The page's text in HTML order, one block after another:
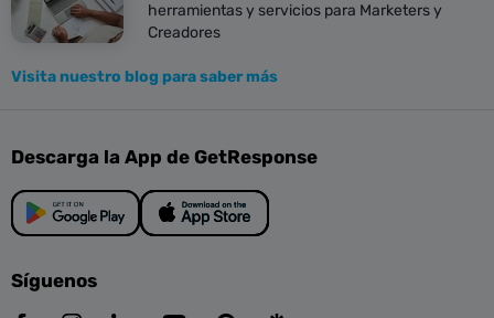
herramientas y servicios para Marketers y
Creadores
Visita nuestro blog para saber más
Descarga la App de GetResponse
Síguenos